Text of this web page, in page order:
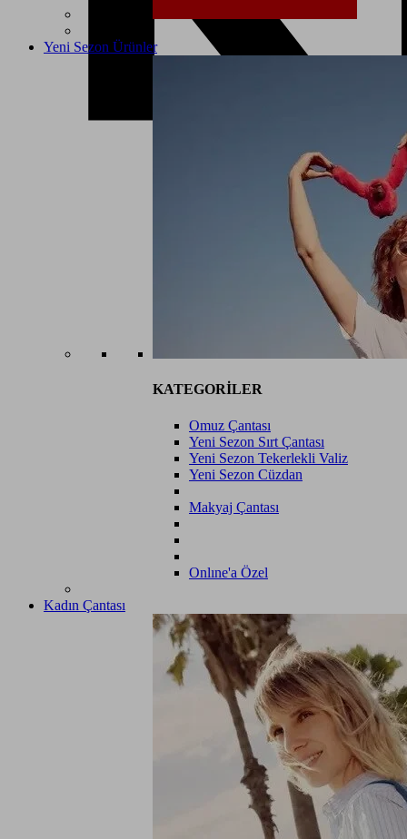
Yeni Sezon Ürünler
KATEGORİLER
Omuz Çantası
Yeni Sezon Sırt Çantası
Yeni Sezon Tekerlekli Valiz
Yeni Sezon Cüzdan
Makyaj Çantası
Onlıne'a Özel
Kadın Çantası